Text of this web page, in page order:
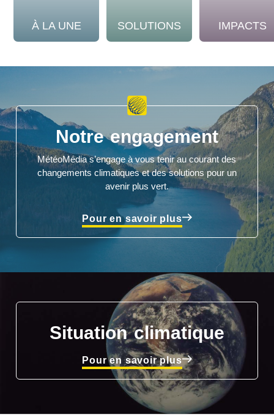
À LA UNE SOLUTIONS IMPACTS
Notre engagement
MétéoMédia s’engage à vous tenir au courant des
changements climatiques et des solutions pour un
avenir plus vert.
Pour en savoir plus
Situation climatique
Pour en savoir plus